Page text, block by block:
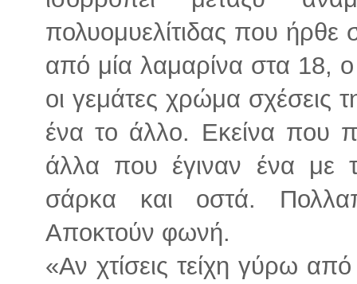
πολυομυελίτιδας που ήρθε
από μία λαμαρίνα στα 18,
οι γεμάτες χρώμα σχέσεις
ένα το άλλο. Εκείνα που
άλλα που έγιναν ένα με
σάρκα και οστά.
Αποκτούν φωνή.
«Αν χτίσεις τείχη γύρω